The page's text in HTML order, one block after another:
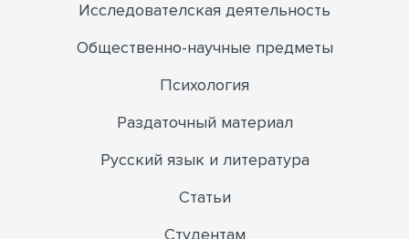
Исследователская деятельность
Общественно-научные предметы
Психология
Раздаточный материал
Русский язык и литература
Статьи
Студентам